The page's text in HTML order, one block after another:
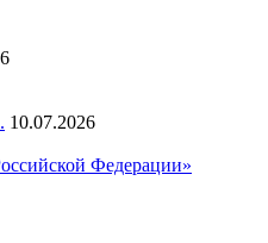
10.07.2026
Федерации»